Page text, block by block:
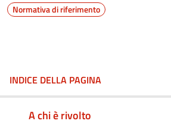
Normativa di riferimento
INDICE DELLA PAGINA
A chi è rivolto